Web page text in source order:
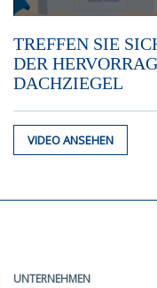
TREFFEN SIE
DER
DACHZIEGEL
VIDEO ANSEHEN
UNTERNEHMEN